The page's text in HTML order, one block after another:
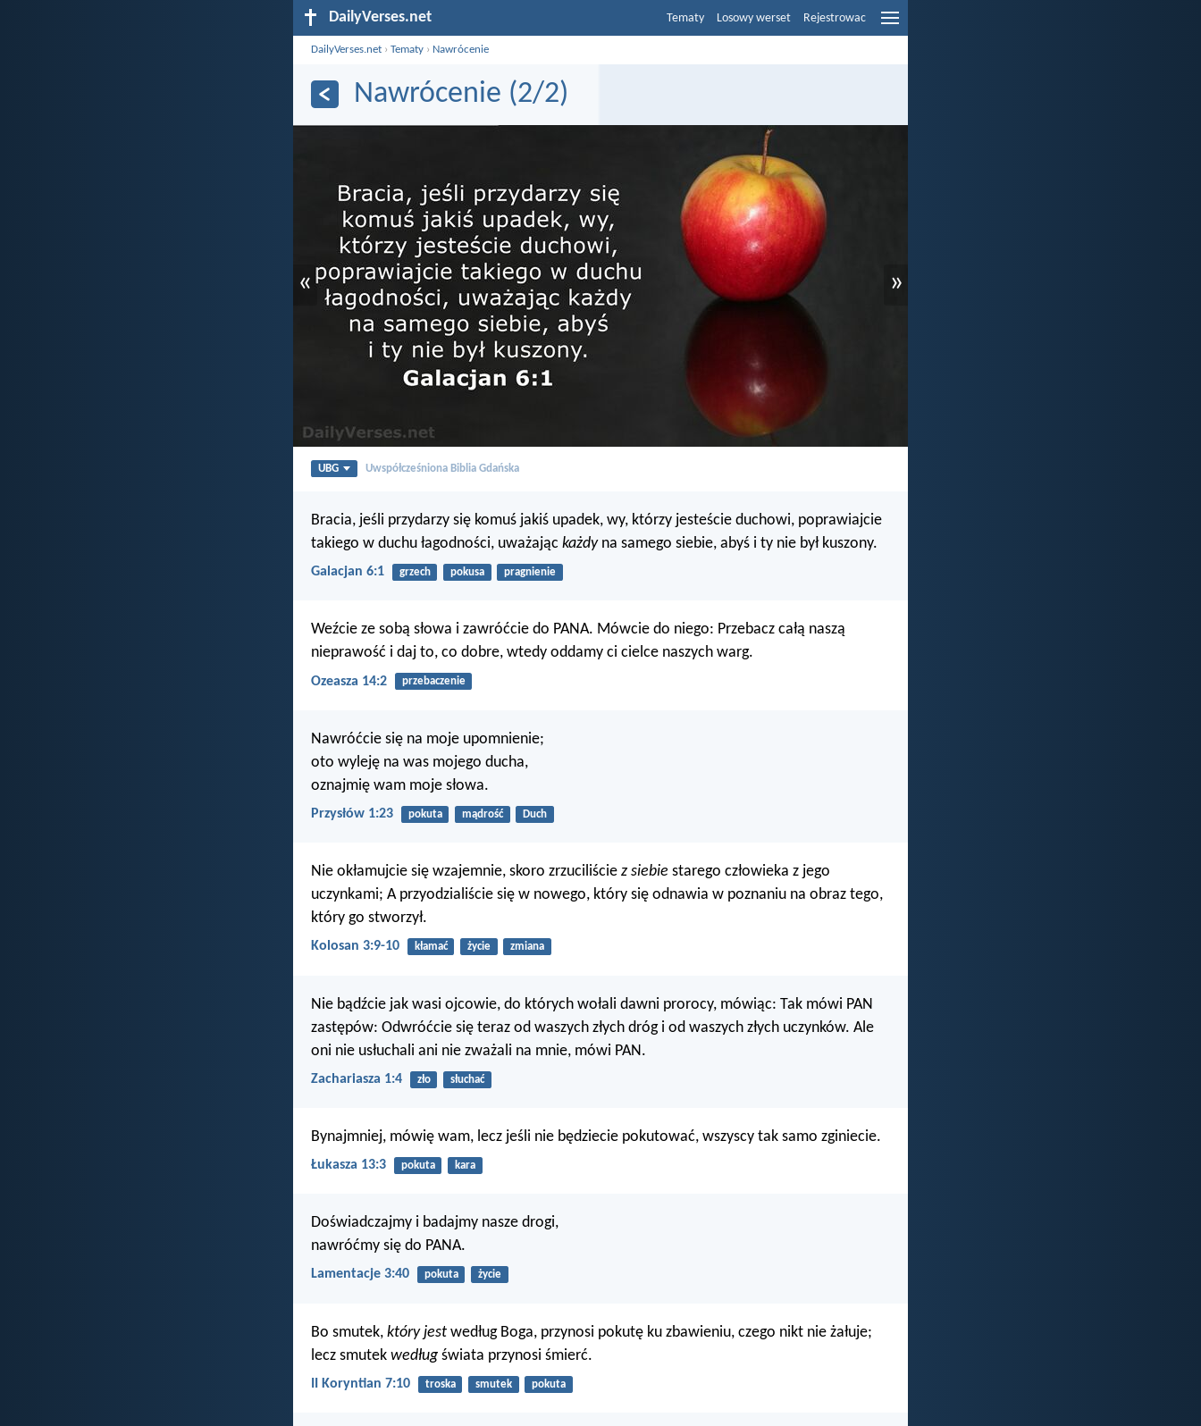
DailyVerses.net Tematy Losowy werset Rejestrowac
DailyVerses.net ›Tematy › Nawrócenie
Nawrócenie (2/2)
« »
UBG Uwspółcześniona Biblia Gdańska
Bracia, jeśli przydarzy się komuś jakiś upadek, wy, którzy jesteście duchowi, poprawiajcie
takiego w duchu łagodności, uważając każdyna samego siebie, abyś i ty nie był kuszony.
Galacjan 6:1 grzech pokusa pragnienie
Weźcie ze sobą słowa i zawróćcie do PANA. Mówcie do niego: Przebacz całą naszą
nieprawość i daj to, co dobre, wtedy oddamy ci cielce naszych warg.
Ozeasza 14:2 przebaczenie
Nawróćcie się na moje upomnienie;
oto wyleję na was mojego ducha,
oznajmię wam moje słowa.
Przysłów 1:23 pokuta mądrość Duch
Nie okłamujcie się wzajemnie, skoro zrzuciliście z siebie starego człowieka z jego
uczynkami; A przyodzialiście się w nowego, który się odnawia w poznaniu na obraz tego,
który go stworzył.
Kolosan 3:9-10 kłamać życie zmiana
Nie bądźcie jak wasi ojcowie, do których wołali dawni prorocy, mówiąc: Tak mówi PAN
zastępów: Odwróćcie się teraz od waszych złych dróg i od waszych złych uczynków. Ale
oni nie usłuchali ani nie zważali na mnie, mówi PAN.
Zachariasza 1:4 zło słuchać
Bynajmniej, mówię wam, lecz jeśli nie będziecie pokutować, wszyscy tak samo zginiecie.
Łukasza 13:3 pokuta kara
Doświadczajmy i badajmy nasze drogi,
nawróćmy się do PANA.
Lamentacje 3:40 pokuta życie
Bo smutek, który jest według Boga, przynosi pokutę ku zbawieniu, czego nikt nie żałuje;
lecz smutek według świata przynosi śmierć.
II Koryntian 7:10 troska smutek pokuta